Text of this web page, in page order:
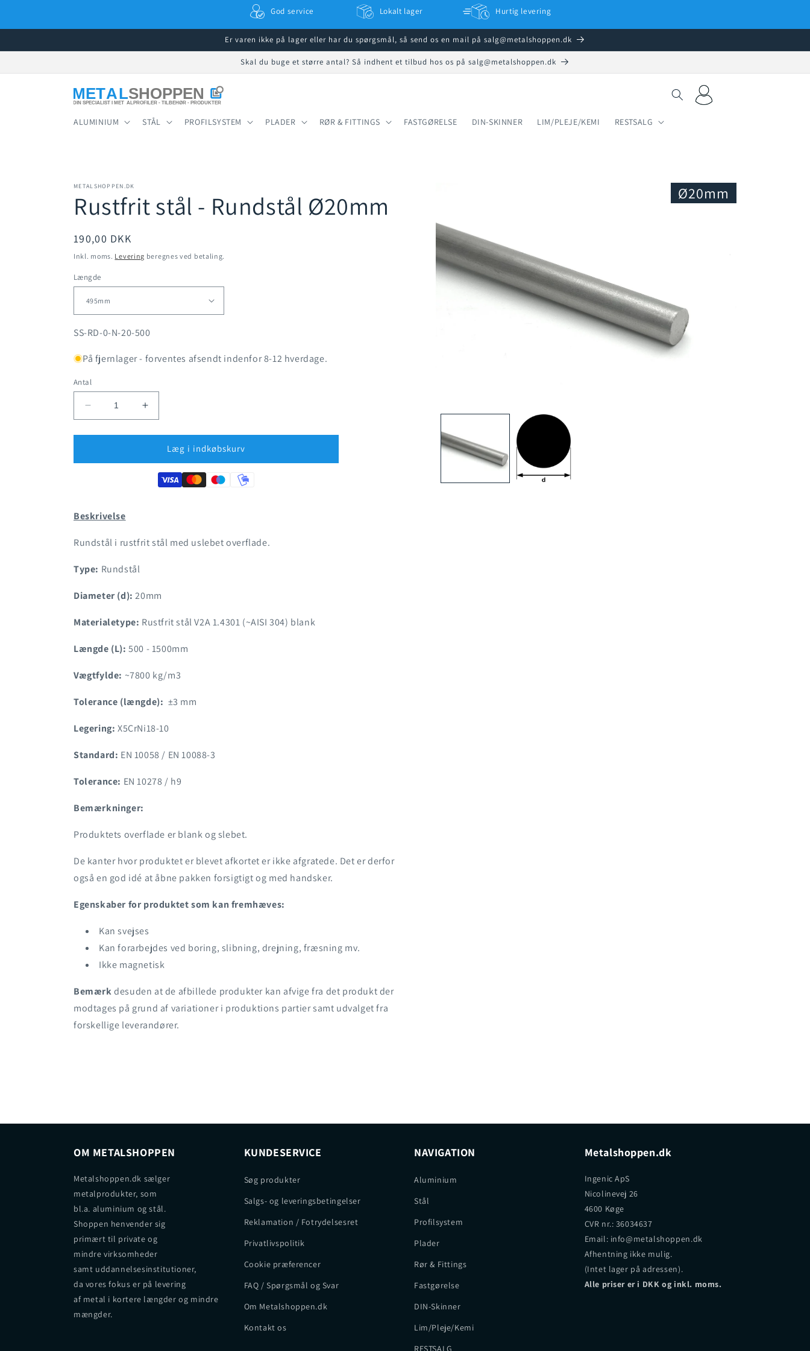
God service Lokalt lager Hurtig levering
Er varen ikke på lager eller har du spørgsmål, så send os en mail på salg@metalshoppen.dk
Skal du buge et større antal? Så indhent et tilbud hos os på salg@metalshoppen.dk
ALUMINIUM STÅL PROFILSYSTEM PLADER RØR & FITTINGS FASTGØRELSE DIN-SKINNER LIM/PLEJE/KEMI RESTSALG
Log
ind
Indkøbskurv
METALSHOPPEN.DK
Rustfrit stål - Rundstål Ø20mm
Normalpris
190,00 DKK
Inkl. moms. Levering beregnes ved betaling.
Længde
SKU:
SS-RD-0-N-20-500
På fjernlager - forventes afsendt indenfor 8-12 hverdage.
Antal
Reducer
antallet
for
stål
Øg
antallet
for
Rustfrit
stål
Rundstål
Læg i indkøbskurv
Beskrivelse
Rundstål i rustfrit stål med uslebet overflade.
Type: Rundstål
Diameter (d): 20mm
Materialetype: Rustfrit stål V2A 1.4301 (~AISI 304) blank
Længde (L): 500 - 1500mm
Vægtfylde: ~7800 kg/m3
Tolerance (længde): ±3 mm
Legering: X5CrNi18-10
Standard: EN 10058 / EN 10088-3
Tolerance: EN 10278 / h9
Bemærkninger:
Produktets overflade er blank og slebet.
De kanter hvor produktet er blevet afkortet er ikke afgratede. Det er derfor
også en god idé at åbne pakken forsigtigt og med handsker.
Egenskaber for produktet som kan fremhæves:
Kan svejses
Kan forarbejdes ved boring, slibning, drejning, fræsning mv.
Ikke magnetisk
Bemærk desuden at de afbillede produkter kan afvige fra det produkt der
modtages på grund af variationer i produktions partier samt udvalget fra
forskellige leverandører.
Ø20mm
OM METALSHOPPEN
Metalshoppen.dk sælger
metalprodukter, som
bl.a. aluminium og stål.
Shoppen henvender sig
primært til private og
mindre virksomheder
samt uddannelsesinstitutioner,
da vores fokus er på levering
af metal i kortere længder og mindre
mængder.
KUNDESERVICE
Søg produkter
Salgs- og leveringsbetingelser
Reklamation / Fotrydelsesret
Privatlivspolitik
Cookie præferencer
FAQ / Spørgsmål og Svar
Om Metalshoppen.dk
Kontakt os
NAVIGATION
Aluminium
Stål
Profilsystem
Plader
Rør & Fittings
Fastgørelse
DIN-Skinner
Lim/Pleje/Kemi
RESTSALG
Metalshoppen.dk
Ingenic ApS
Nicolinevej 26
4600 Køge
CVR nr.: 36034637
Email: info@metalshoppen.dk
Afhentning ikke mulig.
(Intet lager på adressen).
Alle priser er i DKK og inkl. moms.